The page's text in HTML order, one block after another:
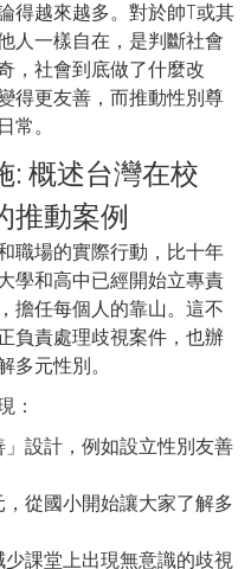
得越來越多。對於帥T或其
人一樣自在，是判斷社會
，社會到底做了什麼改
得更友善，而推動性別尊
常。
: 概述台灣在校
推動案例
職場的實際行動，比十年
學和高中已經開始立專責
擔任每個人的靠山。這不
負責處理歧視案件，也辦
多元性別。
：
設計，例如設立性別友善
從國小開始讓大家了解多
課堂上出現無意識的歧視